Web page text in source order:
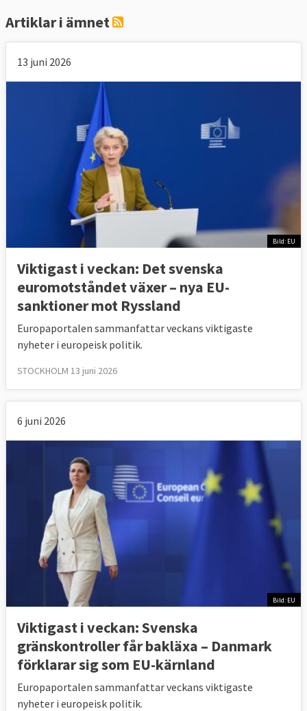
Artiklar i ämnet
13 juni 2026
Bild: EU
Viktigast i veckan: Det svenska
euromotståndet växer – nya EU-
sanktioner mot Ryssland
Europaportalen sammanfattar veckans viktigaste
nyheter i europeisk politik.
STOCKHOLM 13 juni 2026
6 juni 2026
Bild: EU
Viktigast i veckan: Svenska
gränskontroller får bakläxa – Danmark
förklarar sig som EU-kärnland
Europaportalen sammanfattar veckans viktigaste
nyheter i europeisk politik.